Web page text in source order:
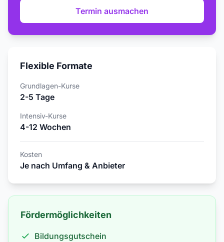
Termin ausmachen
Flexible Formate
Grundlagen-Kurse
2-5 Tage
Intensiv-Kurse
4-12 Wochen
Kosten
Je nach Umfang & Anbieter
Fördermöglichkeiten
Bildungsgutschein